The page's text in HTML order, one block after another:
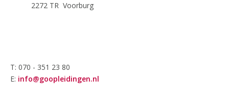
2272 TR Voorburg
T: 070 - 351 23 80
E: info@goopleidingen.nl